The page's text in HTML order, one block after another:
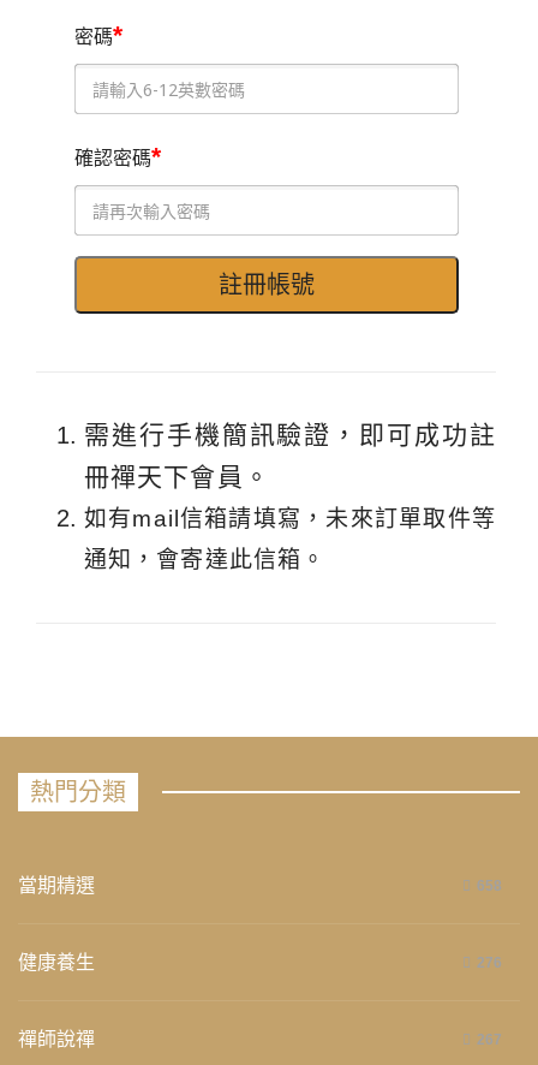
密碼*
確認密碼*
需進行手機簡訊驗證，即可成功註
冊禪天下會員。
如有mail信箱請填寫，未來訂單取件等
通知，會寄達此信箱。
熱門分類
當期精選 658
健康養生 276
禪師說禪 267